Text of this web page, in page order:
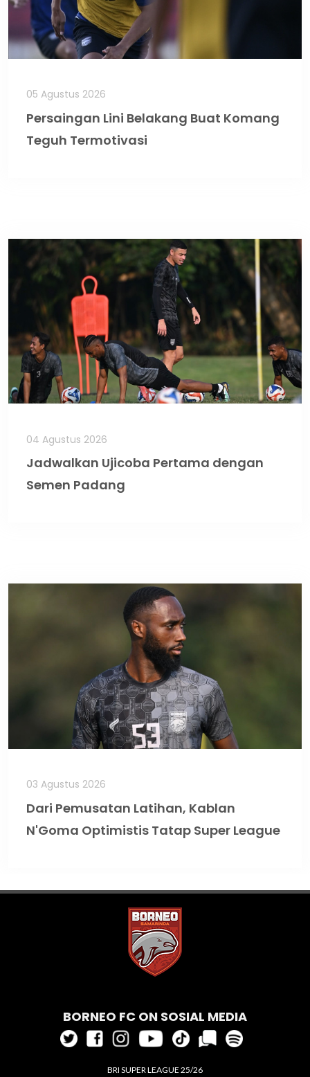
05 Agustus 2026
Persaingan Lini Belakang Buat Komang
Teguh Termotivasi
04 Agustus 2026
Jadwalkan Ujicoba Pertama dengan
Semen Padang
03 Agustus 2026
Dari Pemusatan Latihan, Kablan
N'Goma Optimistis Tatap Super League
BORNEO FC ON SOSIAL MEDIA
BRI SUPER LEAGUE 25/26